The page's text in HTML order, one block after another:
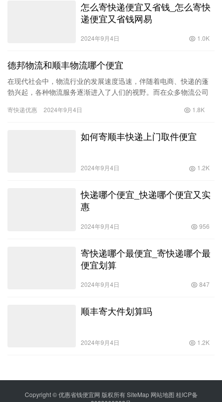
怎么寄快递便宜又省钱_怎么寄快
递便宜又省钱网易
2024年9月4日 1.0K
德邦物流和顺丰物流哪个便宜
在现代社会中，物流行业的发展速度迅速，伴随着电商、快递的蓬
勃兴起，各种物流服务逐渐进入了人们的视野。而在众多物流公司
选择物…
寄快递优惠 2024年9月4日 1.8K
如何寄顺丰快递上门取件便宜
2024年9月4日 1.2K
快递哪个便宜_快递哪个便宜又实
惠
2024年9月4日 956
寄快递哪个最便宜_寄快递哪个最
便宜划算
2024年9月4日 847
顺丰寄大件划算吗
2024年9月4日 1.2K
Copyright © 优惠省钱便宜网 版权所有SiteMap 网站地图 桂ICP备